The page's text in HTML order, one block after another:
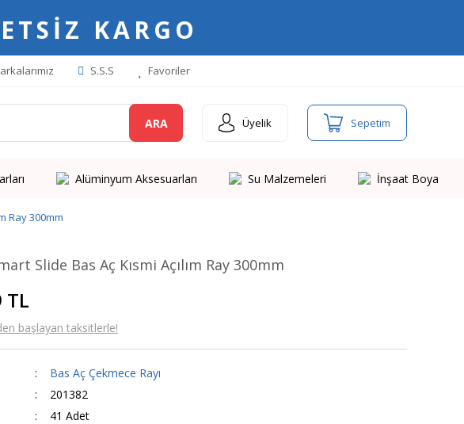
KARGO
S.S.S Favoriler
ARA Üyelik Sepetim
Alüminyum Aksesuarları Su Malzemeleri İnşaat Boya
Ray 300mm
Slide Bas Aç Kısmi Açılım Ray 300mm
TL
başlayan taksitlerle!
Bas Aç Çekmece Rayı
201382
41 Adet